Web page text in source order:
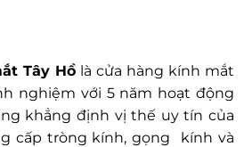
Tây Hồ là cửa hàng kính mắt
nghiệm với 5 năm hoạt động
khẳng định vị thế uy tín của
cấp tròng kính, gọng kính và